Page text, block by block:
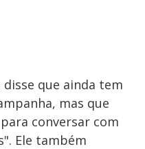
disse que ainda tem
mas que
conversar com
Ele também